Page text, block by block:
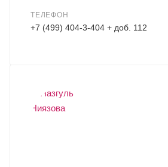
ТЕЛЕФОН
+7 (499) 404-3-404 + доб. 112